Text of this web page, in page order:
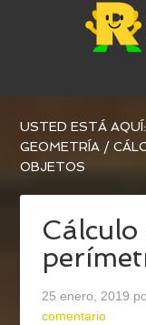
USTED ESTÁ
GEOMETRÍA /
OBJETOS
25 enero, 2019
comentario